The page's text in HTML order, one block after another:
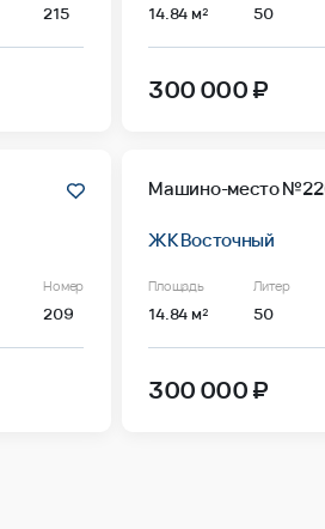
215 14.84 м² 50
300 000 ₽
Номер
209
Машино-место
ЖК Восточный
Площадь
14.84 м²
Литер
50
300 000 ₽